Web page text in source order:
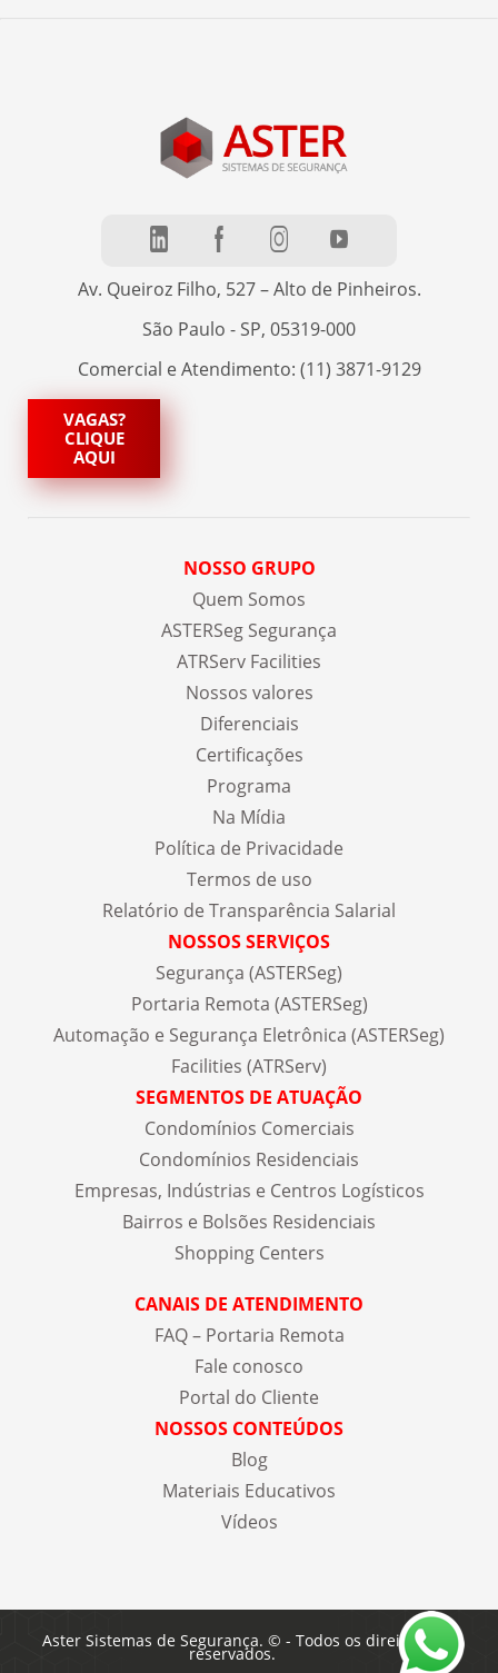
Av. Queiroz Filho, 527 – Alto de Pinheiros.
São Paulo - SP, 05319-000
Comercial e Atendimento: (11) 3871-9129
VAGAS?
CLIQUE
AQUI
NOSSO GRUPO
Quem Somos
ASTERSeg Segurança
ATRServ Facilities
Nossos valores
Diferenciais
Certificações
Programa
Na Mídia
Política de Privacidade
Termos de uso
Relatório de Transparência Salarial
NOSSOS SERVIÇOS
Segurança (ASTERSeg)
Portaria Remota (ASTERSeg)
Automação e Segurança Eletrônica (ASTERSeg)
Facilities (ATRServ)
SEGMENTOS DE ATUAÇÃO
Condomínios Comerciais
Condomínios Residenciais
Empresas, Indústrias e Centros Logísticos
Bairros e Bolsões Residenciais
Shopping Centers
CANAIS DE ATENDIMENTO
FAQ – Portaria Remota
Fale conosco
Portal do Cliente
NOSSOS CONTEÚDOS
Blog
Materiais Educativos
Vídeos
Aster Sistemas de Segurança. © - Todos os direitos
reservados.